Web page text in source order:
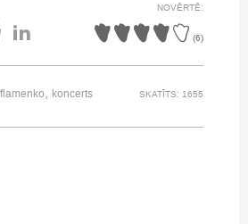
NOVĒRTĒ:
(6)
flamenko, koncerts SKATĪTS: 1655